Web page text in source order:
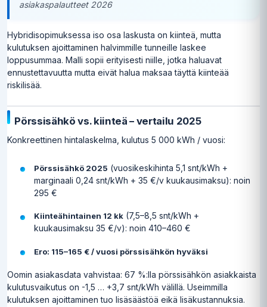
asiakaspalautteet 2026
Hybridisopimuksessa iso osa laskusta on kiinteä, mutta
kulutuksen ajoittaminen halvimmille tunneille laskee
loppusummaa. Malli sopii erityisesti niille, jotka haluavat
ennustettavuutta mutta eivät halua maksaa täyttä kiinteää
riskilisää.
Pörssisähkö vs. kiinteä – vertailu 2025
Konkreettinen hintalaskelma, kulutus 5 000 kWh / vuosi:
Pörssisähkö 2025 (vuosikeskihinta 5,1 snt/kWh +
marginaali 0,24 snt/kWh + 35 €/v kuukausimaksu): noin
295 €
Kiinteähintainen 12 kk(7,5–8,5 snt/kWh +
kuukausimaksu 35 €/v): noin 410–460 €
Ero: 115–165 € / vuosi pörssisähkön hyväksi
Oomin asiakasdata vahvistaa: 67 %:lla pörssisähkön asiakkaista
kulutusvaikutus on -1,5 … +3,7 snt/kWh välillä. Useimmilla
kulutuksen ajoittaminen tuo lisäsäästöä eikä lisäkustannuksia.